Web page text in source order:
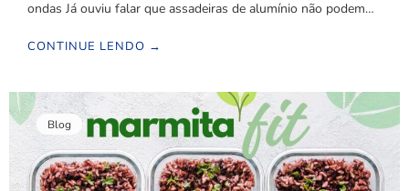
ondas Já ouviu falar que assadeiras de alumínio não podem…
CONTINUE LENDO →
Blog